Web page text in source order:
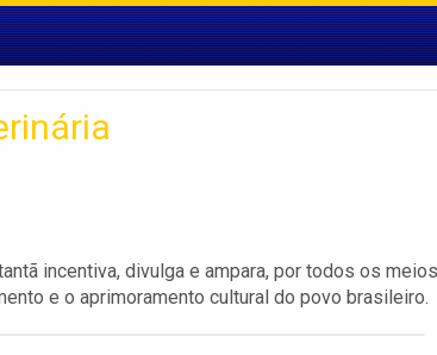
incentiva, divulga e ampara, por todos os
e o aprimoramento cultural do povo brasileiro.